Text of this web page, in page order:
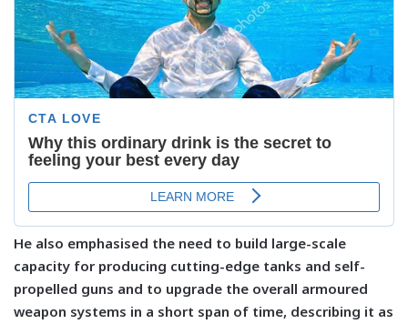
He also emphasised the need to build large-scale
capacity for producing cutting-edge tanks and self-
propelled guns and to upgrade the overall armoured
weapon systems in a short span of time, describing it as